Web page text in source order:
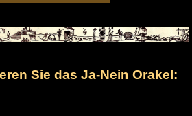
Sie das Ja-Nein Orakel: